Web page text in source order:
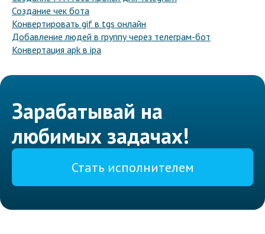
Создание чек бота
Конвертировать gif в tgs онлайн
Добавление людей в группу через телеграм-бот
Конвертация apk в ipa
Зарабатывай на
любимых задачах!
Стать исполнителем